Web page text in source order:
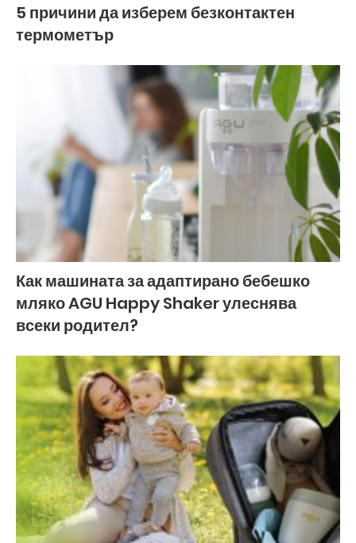
5 причини да изберем безконтактен
термометър
Как машината за адаптирано бебешко
мляко AGU Happy Shaker улеснява
всеки родител?